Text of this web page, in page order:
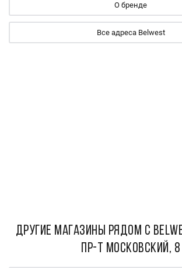
О бренде
Все адреса Belwest
ДРУГИЕ МАГАЗИНЫ РЯДОМ С
пр-т Московский, 8